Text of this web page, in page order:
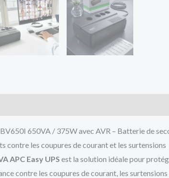
650VA / 375W avec AVR – Batterie de
contre les coupures de courant et les surtensions
APC Easy UPS est la solution idéale pour
contre les coupures de courant, les